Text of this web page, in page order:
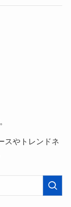
スやトレンドネ